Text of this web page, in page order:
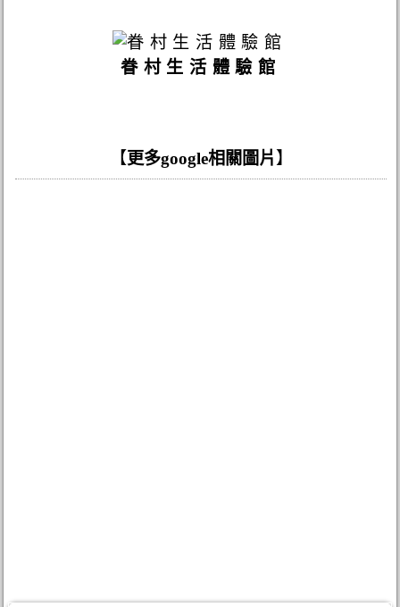
眷村生活體驗館
【 更多google相關圖片 】